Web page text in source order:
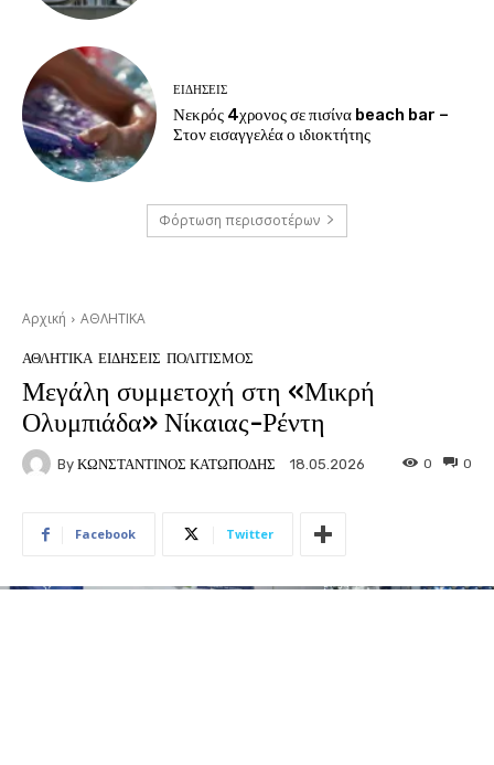
ΕΙΔΗΣΕΙΣ
Νεκρός 4χρονος σε πισίνα beach bar –
Στον εισαγγελέα ο ιδιοκτήτης
Φόρτωση περισσοτέρων